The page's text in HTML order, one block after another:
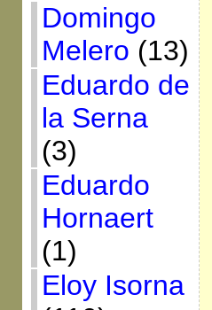
Domingo
Melero (13)
Eduardo de
la Serna
(3)
Eduardo
Hornaert
(1)
Eloy Isorna